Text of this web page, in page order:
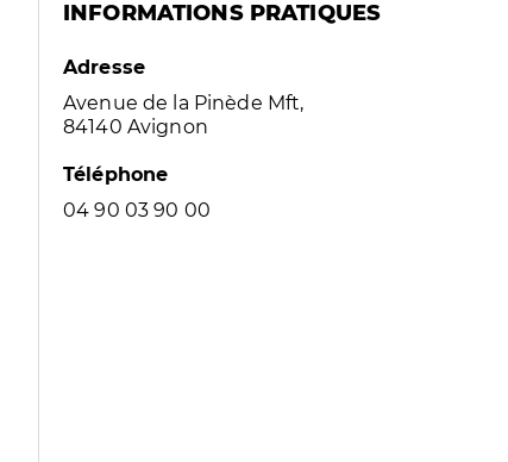
INFORMATIONS PRATIQUES
Adresse
Avenue de la Pinède Mft,
84140 Avignon
Téléphone
04 90 03 90 00